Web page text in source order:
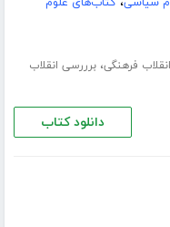
فرهنگی،برررسی انقلاب
دانلود کتاب